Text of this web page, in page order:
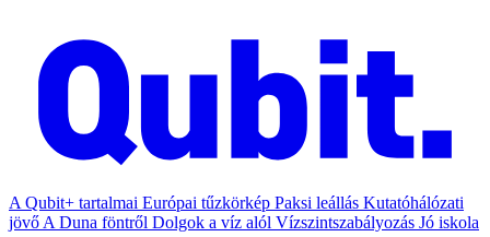
A Qubit+ tartalmai Európai tűzkörkép Paksi leállás Kutatóhálózati
jövő A Duna föntről Dolgok a víz alól Vízszintszabályozás Jó iskola